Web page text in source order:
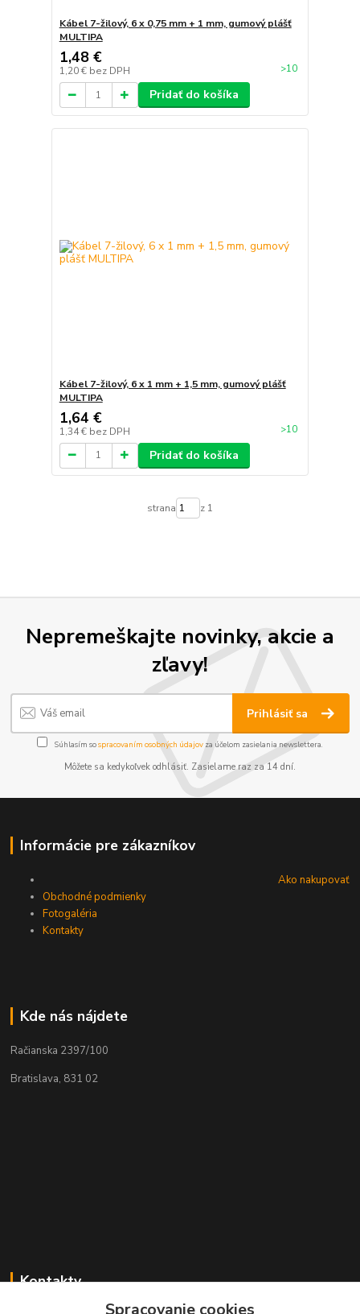
Kábel 7-žilový, 6 x 0,75 mm + 1 mm, gumový plášť
MULTIPA
1,48 €
1,20 € bez DPH >10
Pridať do košíka
Kábel 7-žilový, 6 x 1 mm + 1,5 mm, gumový plášť
MULTIPA
1,64 €
1,34 € bez DPH >10
Pridať do košíka
strana z 1
Nepremeškajte novinky, akcie a
zľavy!
Prihlásiť sa
Súhlasím sospracovaním osobných údajov za účelom zasielania newslettera.
Môžete sa kedykoľvek odhlásiť. Zasielame raz za 14 dní.
Informácie pre zákazníkov
Ako nakupovať
Obchodné podmienky
Fotogaléria
Kontakty
Kde nás nájdete
Račianska 2397/100
Bratislava, 831 02
Kontakty
Spracovanie cookies